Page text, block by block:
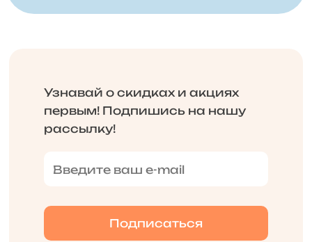
Узнавай о скидках и акциях
первым! Подпишись на нашу
рассылку!